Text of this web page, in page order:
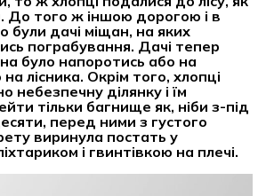
До того ж іншою дорогою і в
були дачі міщан, на яких
пограбування. Дачі тепер
було напоротись або на
лісника. Окрім того, хлопці
небезпечну ділянку і їм
тільки багнище як, ніби з-під
перед ними з густого
виринула постать у
і гвинтівкою на плечі.